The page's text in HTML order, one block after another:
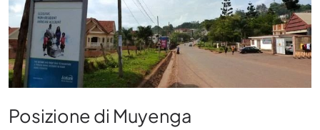
Posizione di Muyenga